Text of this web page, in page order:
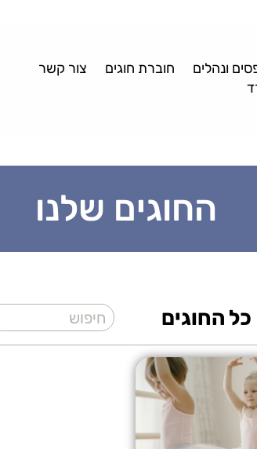
ונהלים חוברת חוגים
צור קשר
החוגים שלנו
כל החוגים